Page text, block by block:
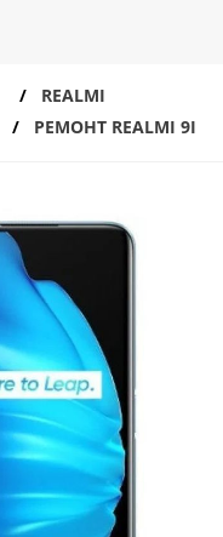
REALMI
РЕМОНТ REALMI 9I